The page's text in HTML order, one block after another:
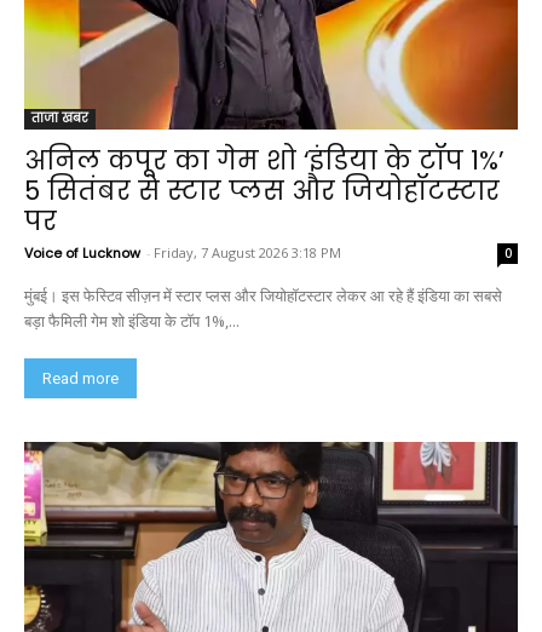
ताजा खबर
अनिल कपूर का गेम शो ‘इंडिया के टॉप 1%’
5 सितंबर से स्टार प्लस और जियोहॉटस्टार
पर
Voice of Lucknow - Friday, 7 August 2026 3:18 PM 0
मुंबई। इस फेस्टिव सीज़न में स्टार प्लस और जियोहॉटस्टार लेकर आ रहे हैं इंडिया का सबसे
बड़ा फैमिली गेम शो इंडिया के टॉप 1%,...
Read more